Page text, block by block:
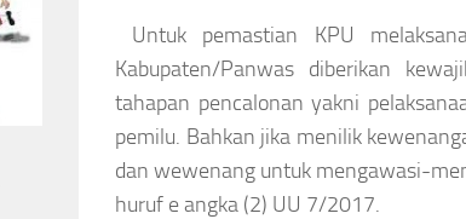
Untuk pemastian KPU
Kabupaten/Panwas diberikan
tahapan pencalonan yakni
pemilu. Bahkan jika menilik
dan wewenang untuk mengawasi-
huruf e angka (2) UU 7/2017.